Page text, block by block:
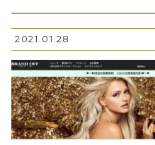
2021.01.28